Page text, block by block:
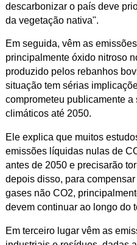
descarbonizar o país deve
da vegetação nativa".
Em seguida, vêm as
principalmente óxido nitroso
produzido pelos rebanhos
situação tem sérias
comprometeu publicamente a
climáticos até 2050.
Ele explica que muitos
emissões líquidas nulas de
antes de 2050 e precisarão
depois disso, para
gases não CO2,
devem continuar ao longo do
Em terceiro lugar vêm as